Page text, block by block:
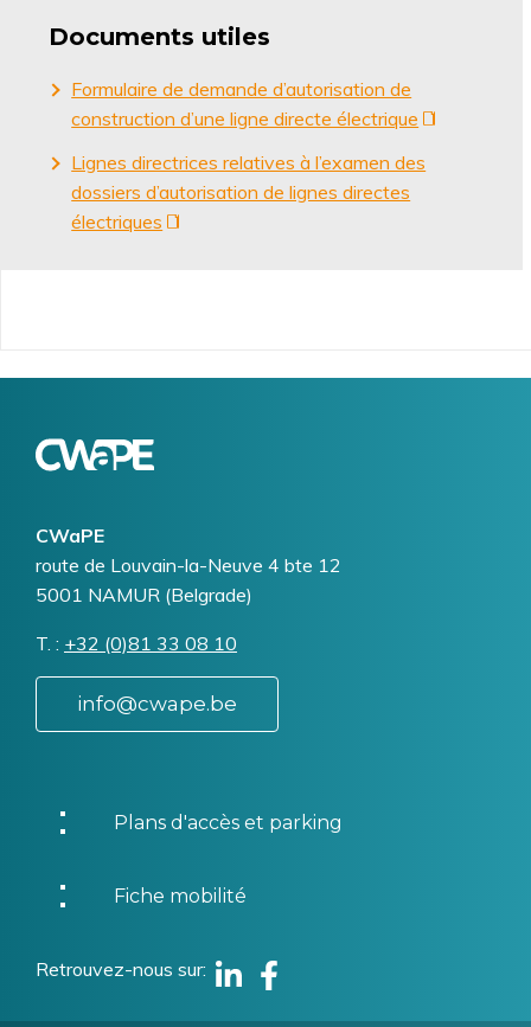
Documents utiles
Formulaire de demande d’autorisation de
construction d’une ligne directe électrique
Lignes directrices relatives à l’examen des
dossiers d’autorisation de lignes directes
électriques
CWaPE
Addresse
route de Louvain-la-Neuve 4 bte 12
5001 NAMUR (Belgrade)
T. Téléphone
+32 (0)81 33 08 10
info@cwape.be
Plans d'accès et parking
Fiche mobilité
Retrouvez-nous sur
Linkedin
Facebook